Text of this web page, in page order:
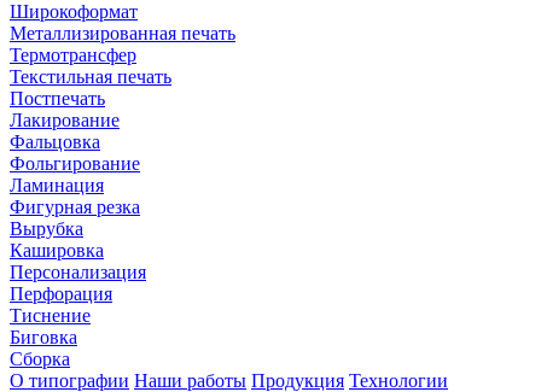
Широкоформат
Металлизированная печать
Термотрансфер
Текстильная печать
Постпечать
Лакирование
Фальцовка
Фольгирование
Ламинация
Фигурная резка
Вырубка
Кашировка
Персонализация
Перфорация
Тиснение
Биговка
Сборка
О типографии Наши работы Продукция Технологии